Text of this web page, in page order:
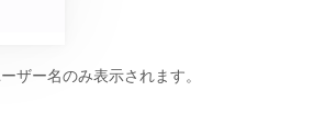
ザー名のみ表示されます。